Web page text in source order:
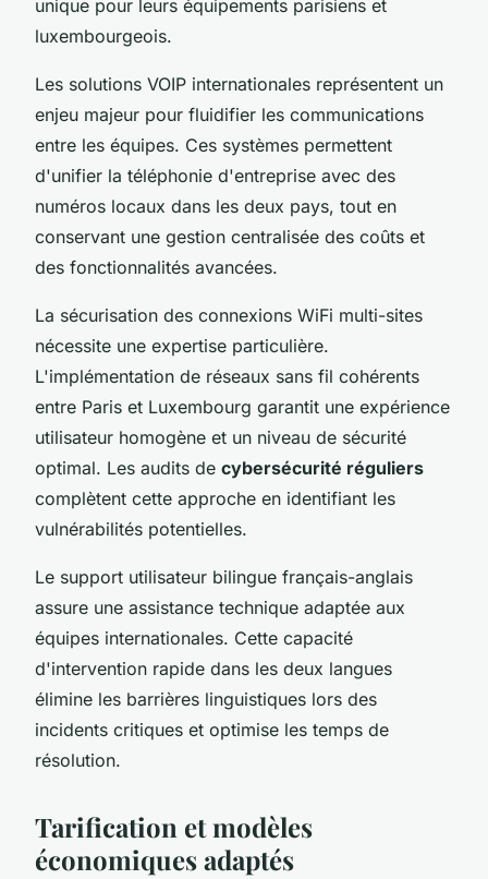
unique pour leurs équipements parisiens et
luxembourgeois.
Les solutions VOIP internationales représentent un
enjeu majeur pour fluidifier les communications
entre les équipes. Ces systèmes permettent
d'unifier la téléphonie d'entreprise avec des
numéros locaux dans les deux pays, tout en
conservant une gestion centralisée des coûts et
des fonctionnalités avancées.
La sécurisation des connexions WiFi multi-sites
nécessite une expertise particulière.
L'implémentation de réseaux sans fil cohérents
entre Paris et Luxembourg garantit une expérience
utilisateur homogène et un niveau de sécurité
optimal. Les audits de cybersécurité réguliers
complètent cette approche en identifiant les
vulnérabilités potentielles.
Le support utilisateur bilingue français-anglais
assure une assistance technique adaptée aux
équipes internationales. Cette capacité
d'intervention rapide dans les deux langues
élimine les barrières linguistiques lors des
incidents critiques et optimise les temps de
résolution.
Tarification et modèles
économiques adaptés